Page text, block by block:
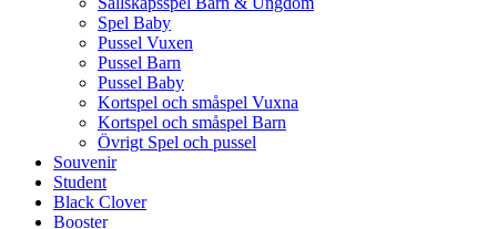
Spel Baby
Pussel Vuxen
Pussel Barn
Pussel Baby
Kortspel och småspel Vuxna
Kortspel och småspel Barn
Övrigt Spel och pussel
Souvenir
Student
Black Clover
Booster